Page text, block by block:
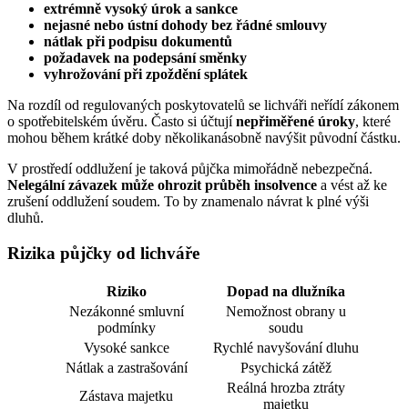
extrémně vysoký úrok a sankce
nejasné nebo ústní dohody bez řádné smlouvy
nátlak při podpisu dokumentů
požadavek na podepsání směnky
vyhrožování při zpoždění splátek
Na rozdíl od regulovaných poskytovatelů se lichváři neřídí zákonem
o spotřebitelském úvěru. Často si účtujínepřiměřené úroky, které
mohou během krátké doby několikanásobně navýšit původní částku.
V prostředí oddlužení je taková půjčka mimořádně nebezpečná.
Nelegální závazek může ohrozit průběh insolvence a vést až ke
zrušení oddlužení soudem. To by znamenalo návrat k plné výši
dluhů.
Rizika půjčky od lichváře
Riziko
Dopad na dlužníka
Nezákonné smluvní
podmínky
Nemožnost obrany u
soudu
Vysoké sankce
Rychlé navyšování dluhu
Nátlak a zastrašování
Psychická zátěž
Zástava majetku
Reálná hrozba ztráty
majetku